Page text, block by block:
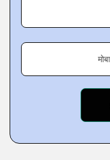
To have the
place your order right
Key Facts of Pugos